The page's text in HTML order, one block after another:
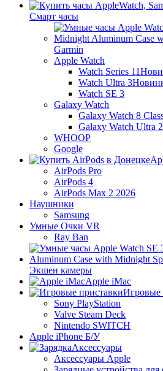
Смарт часы
Garmin
Apple Watch
Watch Series 11
Watch Ultra 3
Watch SE 3
Galaxy Watch
Galaxy Watch 8
Galaxy Watch Ultra
WHOOP
Google
AirPods Pro
AirPods 4
AirPods Max 2 2026
Наушники
Samsung
Умные Очки VR
Ray Ban
Экшен камеры
Apple iMac
Игровые
Sony PlayStation
Valve Steam Deck
Nintendo SWITCH
Apple iPhone Б/У
Аксессуары
Аксессуары Apple